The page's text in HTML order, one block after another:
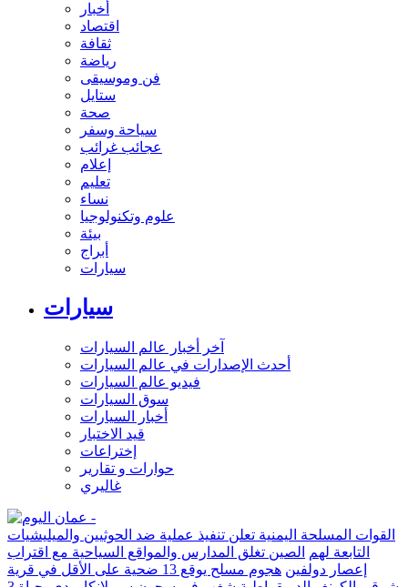
أخبار
اقتصاد
ثقافة
رياضة
فن وموسيقى
ستايل
صحة
سياحة وسفر
عجائب غرائب
إعلام
تعليم
نساء
علوم وتكنولوجيا
بيئة
أبراج
سيارات
سيارات
آخر أخبار عالم السيارات
أحدث الإصدارات في عالم السيارات
فيديو عالم السيارات
سوق السيارات
أخبار السيارات
قيد الاختبار
إختراعات
حوارات و تقارير
غاليري
القوات المسلحة اليمنية تعلن تنفيذ عملية ضد الحوثيين والميليشيات
التابعة لهم
الصين تغلق المدارس والمواقع السياحية مع اقتراب
إعصار دولفين
هجوم مسلح يوقع 13 ضحية على الأقل في قرية